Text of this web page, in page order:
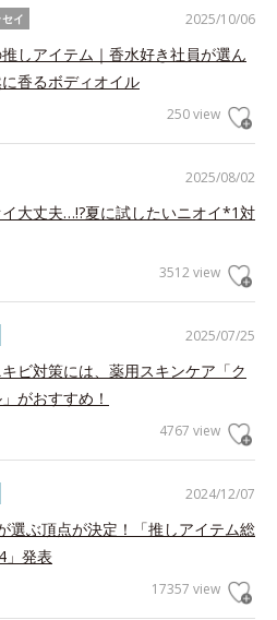
2025/10/06
イ
推しアイテム｜香水好き社員が選ん
香るボディオイル
250 view
2025/08/02
大丈夫…!?夏に試したいニオイ*1対
3512 view
2025/07/25
ビ対策には、薬用スキンケア「ク
がおすすめ！
4767 view
2024/12/07
選ぶ頂点が決定！「推しアイテム総
」発表
17357 view